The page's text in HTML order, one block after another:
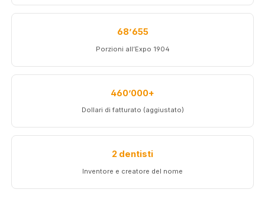
68’655
Porzioni all’Expo 1904
460’000+
Dollari di fatturato (aggiustato)
2 dentisti
Inventore e creatore del nome